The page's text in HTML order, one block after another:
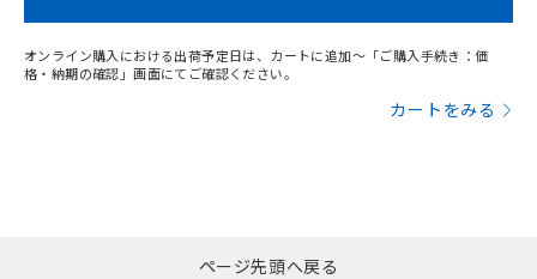
オンライン購入における出荷予定日は、カートに追加～「ご購入手続き：価
格・納期の確認」画面にてご確認ください。
カートをみる
ページ先頭へ戻る